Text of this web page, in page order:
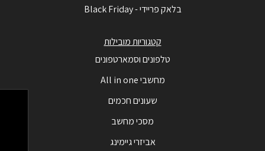
בלאק פריידי - Black Friday
קטגוריות מובילות
טלפונים וסמארטפונים
מחשבי All in one
שעונים חכמים
מסכי מחשב
אביזרי גיימינג